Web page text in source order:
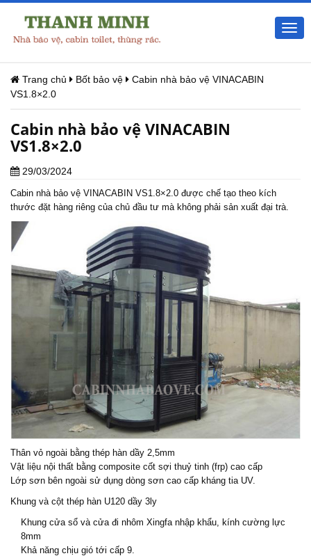
Trang chủ Bốt bảo vệ
Cabin nhà bảo vệ VINACABIN
VS1.8×2.0
Cabin nhà bảo vệ VINACABIN
VS1.8×2.0
29/03/2024
Cabin nhà bảo vệ VINACABIN VS1.8×2.0 được chế tạo theo kích
thước đặt hàng riêng của chủ đầu tư mà không phải sản xuất đại trà.
Thân vỏ ngoài bằng thép hàn dầy 2,5mm
Vật liệu nội thất bằng composite cốt sợi thuỷ tinh (frp) cao cấp
Lớp sơn bên ngoài sử dụng dòng sơn cao cấp kháng tia UV.
Khung và cột thép hàn U120 dầy 3ly
Khung cửa sổ và cửa đi nhôm Xingfa nhập khẩu, kính cường lực
8mm
Khả năng chịu gió tới cấp 9.